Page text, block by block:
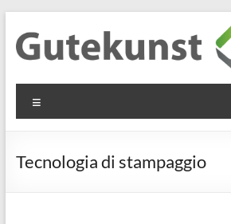
contenuto
Gutekunst
Formfedern
GmbH
Informationen
Flachmaterial
Tecnologia di stampaggio